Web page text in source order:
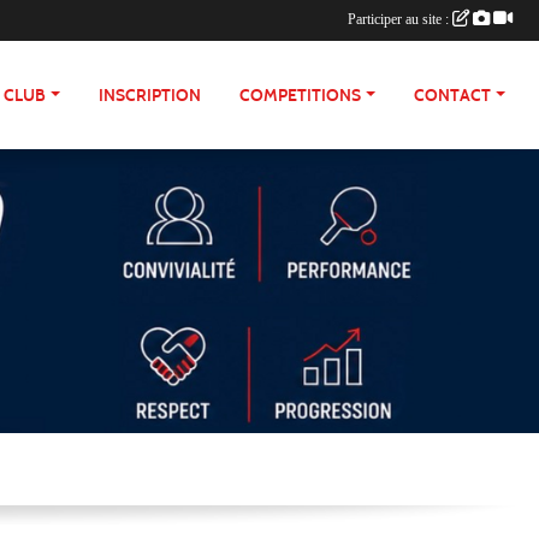
CLUB INSCRIPTION COMPETITIONS CONTACT
Participer au site :